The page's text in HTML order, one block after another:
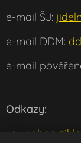
e-mail ŠJ:
e-mail DDM:
e-mail
Odkazy:
www.obec-